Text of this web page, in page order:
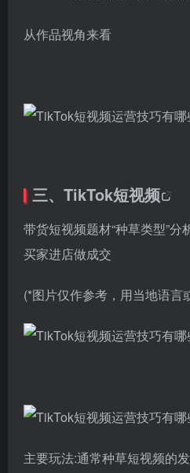
从作品视角来看
三、 TikTok短视频
带货短视频题材“种草类型”
买家进店做成交
(*图片仅作参考，用当地语言
主要玩法:通常种草短视频的